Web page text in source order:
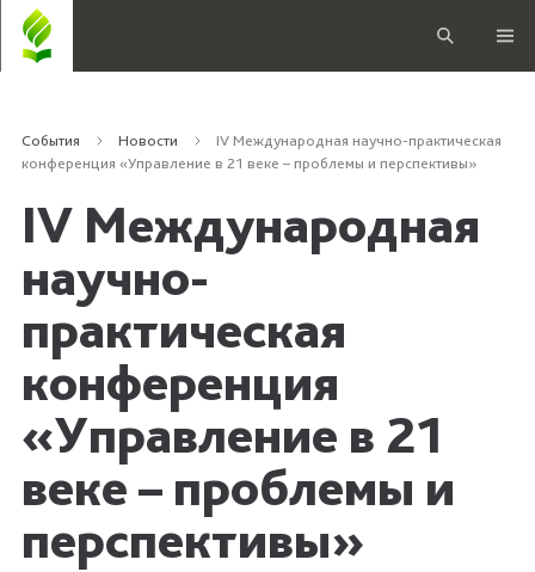
События Новости
IV Международная научно-практическая
конференция «Управление в 21 веке – проблемы и перспективы»
IV Международная
научно-
практическая
конференция
«Управление в 21
веке – проблемы и
перспективы»